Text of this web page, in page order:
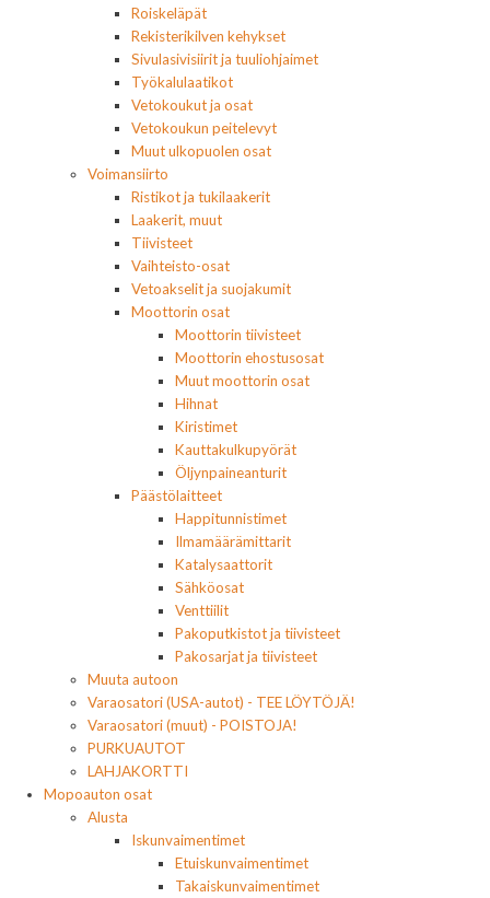
Roiskeläpät
Rekisterikilven kehykset
Sivulasivisiirit ja tuuliohjaimet
Työkalulaatikot
Vetokoukut ja osat
Vetokoukun peitelevyt
Muut ulkopuolen osat
Voimansiirto
Ristikot ja tukilaakerit
Laakerit, muut
Tiivisteet
Vaihteisto-osat
Vetoakselit ja suojakumit
Moottorin osat
Moottorin tiivisteet
Moottorin ehostusosat
Muut moottorin osat
Hihnat
Kiristimet
Kauttakulkupyörät
Öljynpaineanturit
Päästölaitteet
Happitunnistimet
Ilmamäärämittarit
Katalysaattorit
Sähköosat
Venttiilit
Pakoputkistot ja tiivisteet
Pakosarjat ja tiivisteet
Muuta autoon
Varaosatori (USA-autot) - TEE LÖYTÖJÄ!
Varaosatori (muut) - POISTOJA!
PURKUAUTOT
LAHJAKORTTI
Mopoauton osat
Alusta
Iskunvaimentimet
Etuiskunvaimentimet
Takaiskunvaimentimet